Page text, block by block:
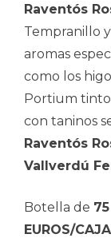
Raventós
Tempranillo
aromas
como los
Portium
con taninos
Raventós
Vallverdú
Botella de
EUROS/